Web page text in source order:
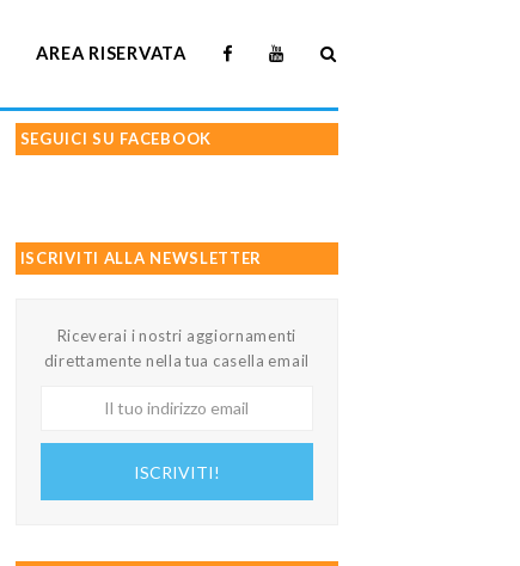
AREA RISERVATA
SEGUICI SU FACEBOOK
ISCRIVITI ALLA NEWSLETTER
Riceverai i nostri aggiornamenti
direttamente nella tua casella email
ISCRIVITI!